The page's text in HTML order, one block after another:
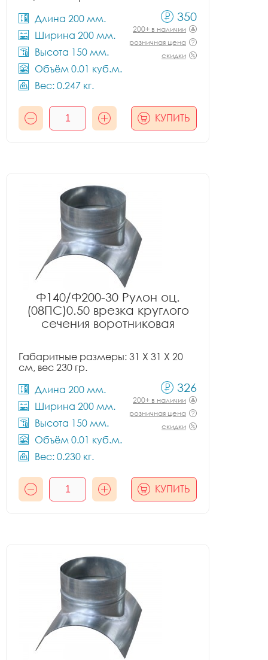
Длина 200 мм.
Ширина 200 мм.
Высота 150 мм.
Объём 0.01 куб.м.
Вес: 0.247 кг.
350
200+ в наличии
розничная цена
скидки
КУПИТЬ
Ф140/Ф200-30 Рулон оц.
(08ПС)0.50 врезка круглого
сечения воротниковая
Габаритные размеры: 31 X 31 X 20
см, вес 230 гр.
Длина 200 мм.
Ширина 200 мм.
Высота 150 мм.
Объём 0.01 куб.м.
Вес: 0.230 кг.
326
200+ в наличии
розничная цена
скидки
КУПИТЬ